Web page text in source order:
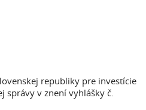
republiky pre investície
správy v znení vyhlášky č.